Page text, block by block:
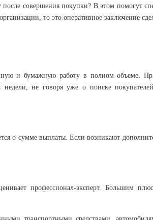
после совершения покупки? В этом помогут
то это оперативное заключение
и бумажную работу в полном объеме. При
недели, не говоря уже о поиске
о сумме выплаты. Если возникают
профессионал-эксперт. Большим